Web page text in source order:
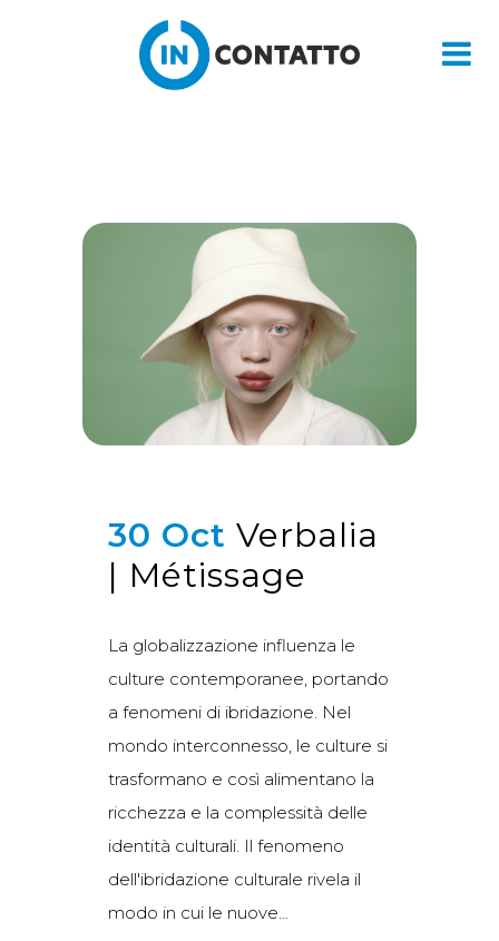
30 Oct Verbalia
| Métissage
La globalizzazione influenza le
culture contemporanee, portando
a fenomeni di ibridazione. Nel
mondo interconnesso, le culture si
trasformano e così alimentano la
ricchezza e la complessità delle
identità culturali. Il fenomeno
dell'ibridazione culturale rivela il
modo in cui le nuove...